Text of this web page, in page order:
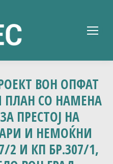
ВОН ОПФАТ
ПЛАН СО НАМЕНА
ПРЕСТОЈ НА
И НЕМОЌНИ
2 И КП БР.307/1,